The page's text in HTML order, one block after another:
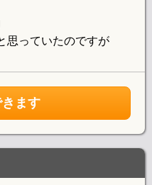
思っていたのですが
ます